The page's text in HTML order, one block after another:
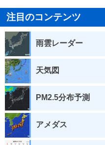
注目のコンテンツ
雨雲レーダー
天気図
PM2.5分布予測
アメダス